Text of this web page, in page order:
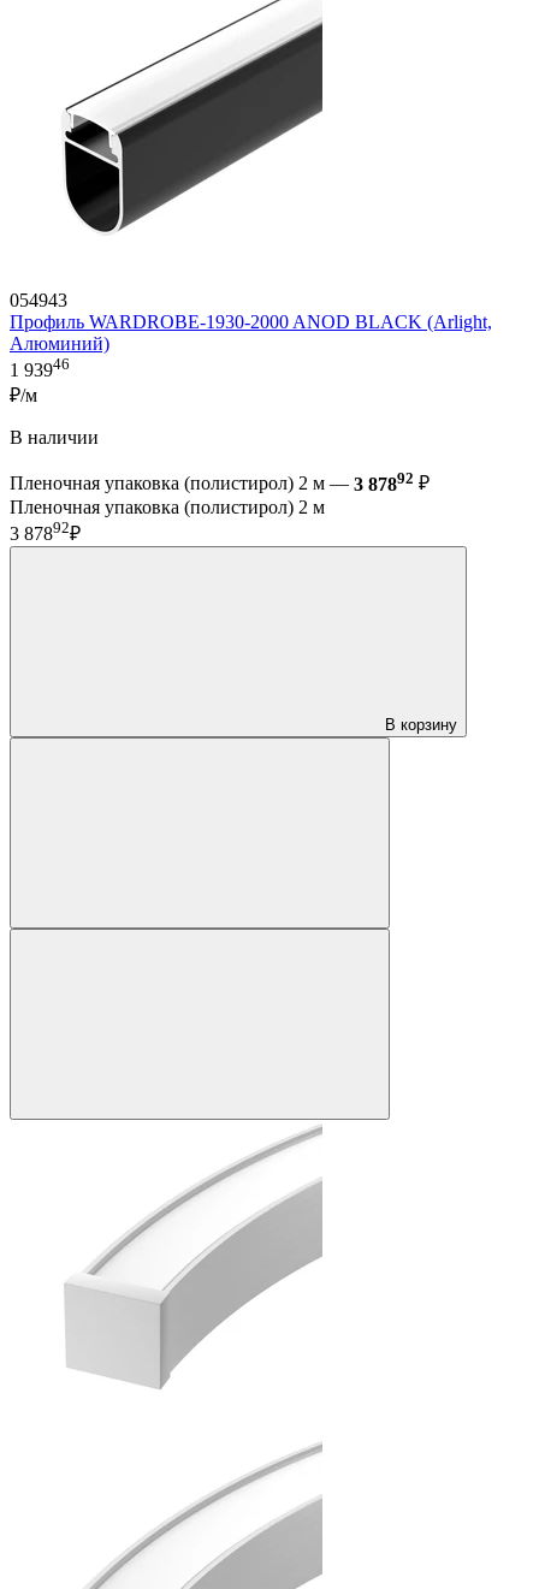
054943
Профиль WARDROBE-1930-2000 ANOD BLACK (Arlight,
Алюминий)
1 93946
₽/м
В наличии
Пленочная упаковка (полистирол) 2 м — 3 87892 ₽
Пленочная упаковка (полистирол) 2 м
3 87892₽
В корзину